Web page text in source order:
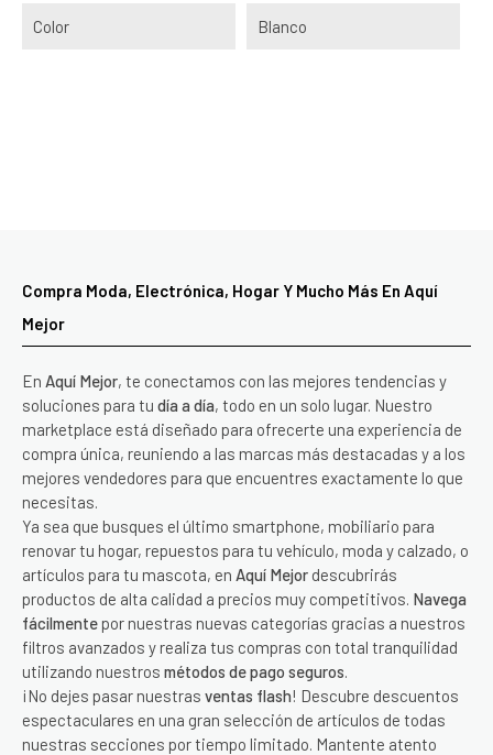
Color Blanco
Compra Moda, Electrónica, Hogar Y Mucho Más En Aquí
Mejor
En Aquí Mejor, te conectamos con las mejores tendencias y
soluciones para tu día a día, todo en un solo lugar. Nuestro
marketplace está diseñado para ofrecerte una experiencia de
compra única, reuniendo a las marcas más destacadas y a los
mejores vendedores para que encuentres exactamente lo que
necesitas.
Ya sea que busques el último smartphone, mobiliario para
renovar tu hogar, repuestos para tu vehículo, moda y calzado, o
artículos para tu mascota, en Aquí Mejor descubrirás
productos de alta calidad a precios muy competitivos. Navega
fácilmente por nuestras nuevas categorías gracias a nuestros
filtros avanzados y realiza tus compras con total tranquilidad
utilizando nuestros métodos de pago seguros.
¡No dejes pasar nuestras ventas flash! Descubre descuentos
espectaculares en una gran selección de artículos de todas
nuestras secciones por tiempo limitado. Mantente atento